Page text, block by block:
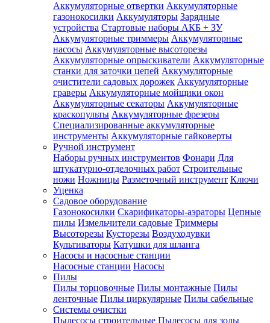
Аккумуляторные отвертки Аккумуляторные
газонокосилки Аккумуляторы Зарядные
устройства Стартовые наборы АКБ + ЗУ
Аккумуляторные триммеры Аккумуляторные
насосы Аккумуляторные высоторезы
Аккумуляторные опрыскиватели Аккумуляторные
станки для заточки цепей Аккумуляторные
очистители садовых дорожек Аккумуляторные
граверы Аккумуляторные мойщики окон
Аккумуляторные секаторы Аккумуляторные
краскопульты Аккумуляторные фрезеры
Специализированные аккумуляторные
инструменты Аккумуляторные гайковерты
Ручной инструмент
Наборы ручных инструментов Фонари Для
штукатурно-отделочных работ Строительные
ножи Ножницы Разметочный инструмент Ключи
Уценка
Садовое оборудование
Газонокосилки Скарификаторы-аэраторы Цепные
пилы Измельчители садовые Триммеры
Высоторезы Кусторезы Воздуходувки
Культиваторы Катушки для шланга
Насосы и насосные станции
Насосные станции Насосы
Пилы
Пилы торцовочные Пилы монтажные Пилы
ленточные Пилы циркулярные Пилы сабельные
Системы очистки
Пылесосы строительные Пылесосы для золы